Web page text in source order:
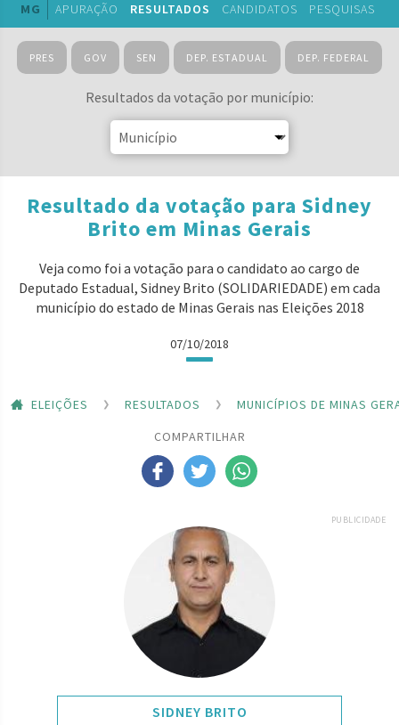
MG APURAÇÃO RESULTADOS CANDIDATOS PESQUISAS
PRES GOV SEN DEP. ESTADUAL DEP. FEDERAL
Resultados da votação por município:
Resultado da votação para Sidney
Brito em Minas Gerais
Veja como foi a votação para o candidato ao cargo de
Deputado Estadual, Sidney Brito (SOLIDARIEDADE) em cada
município do estado de Minas Gerais nas Eleições 2018
07/10/2018
ELEIÇÕES RESULTADOS
MUNICÍPIOS DE MINAS
COMPARTILHAR
PUBLICIDADE
SIDNEY BRITO